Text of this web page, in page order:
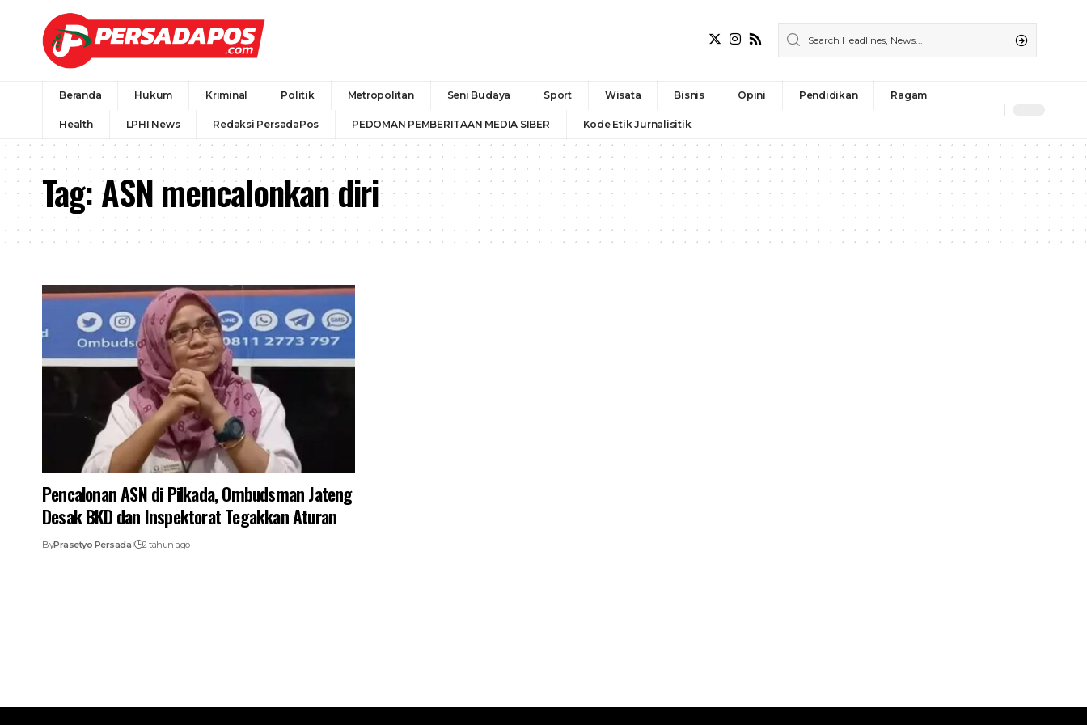
Beranda Hukum Kriminal Politik Metropolitan Seni Budaya Sport Wisata Bisnis Opini Pendidikan Ragam
Health LPHI News Redaksi PersadaPos PEDOMAN PEMBERITAAN MEDIA SIBER Kode Etik Jurnalisitik
Tag:ASN mencalonkan diri
Pencalonan ASN di Pilkada, Ombudsman Jateng
Desak BKD dan Inspektorat Tegakkan Aturan
ByPrasetyo Persada 2 tahun ago